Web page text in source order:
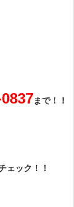
まで！！
ェック！！